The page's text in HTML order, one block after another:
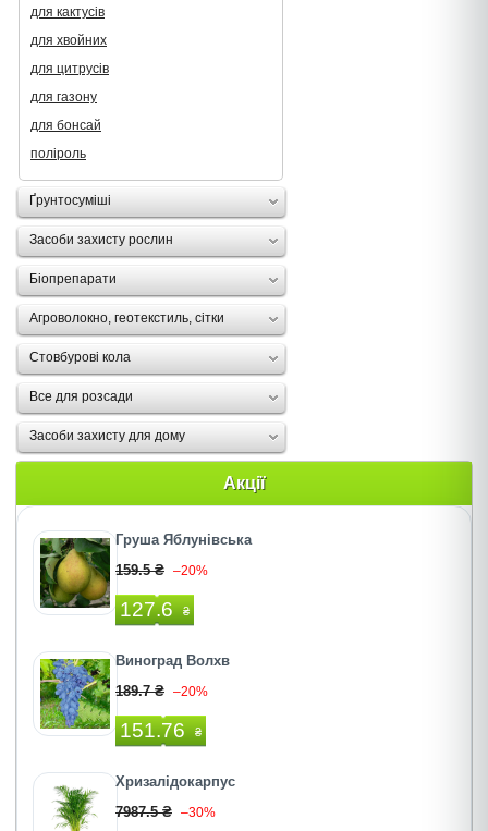
для кактусів
для хвойних
для цитрусів
для газону
для бонсай
поліроль
Ґрунтосуміші
Засоби захисту рослин
Біопрепарати
Агроволокно, геотекстиль, сітки
Стовбурові кола
Все для розсади
Засоби захисту для дому
Акції
Груша Яблунівська
159.5 ₴ –20%
127.6 ₴
Виноград Волхв
189.7 ₴ –20%
151.76 ₴
Хризалідокарпус
7987.5 ₴ –30%